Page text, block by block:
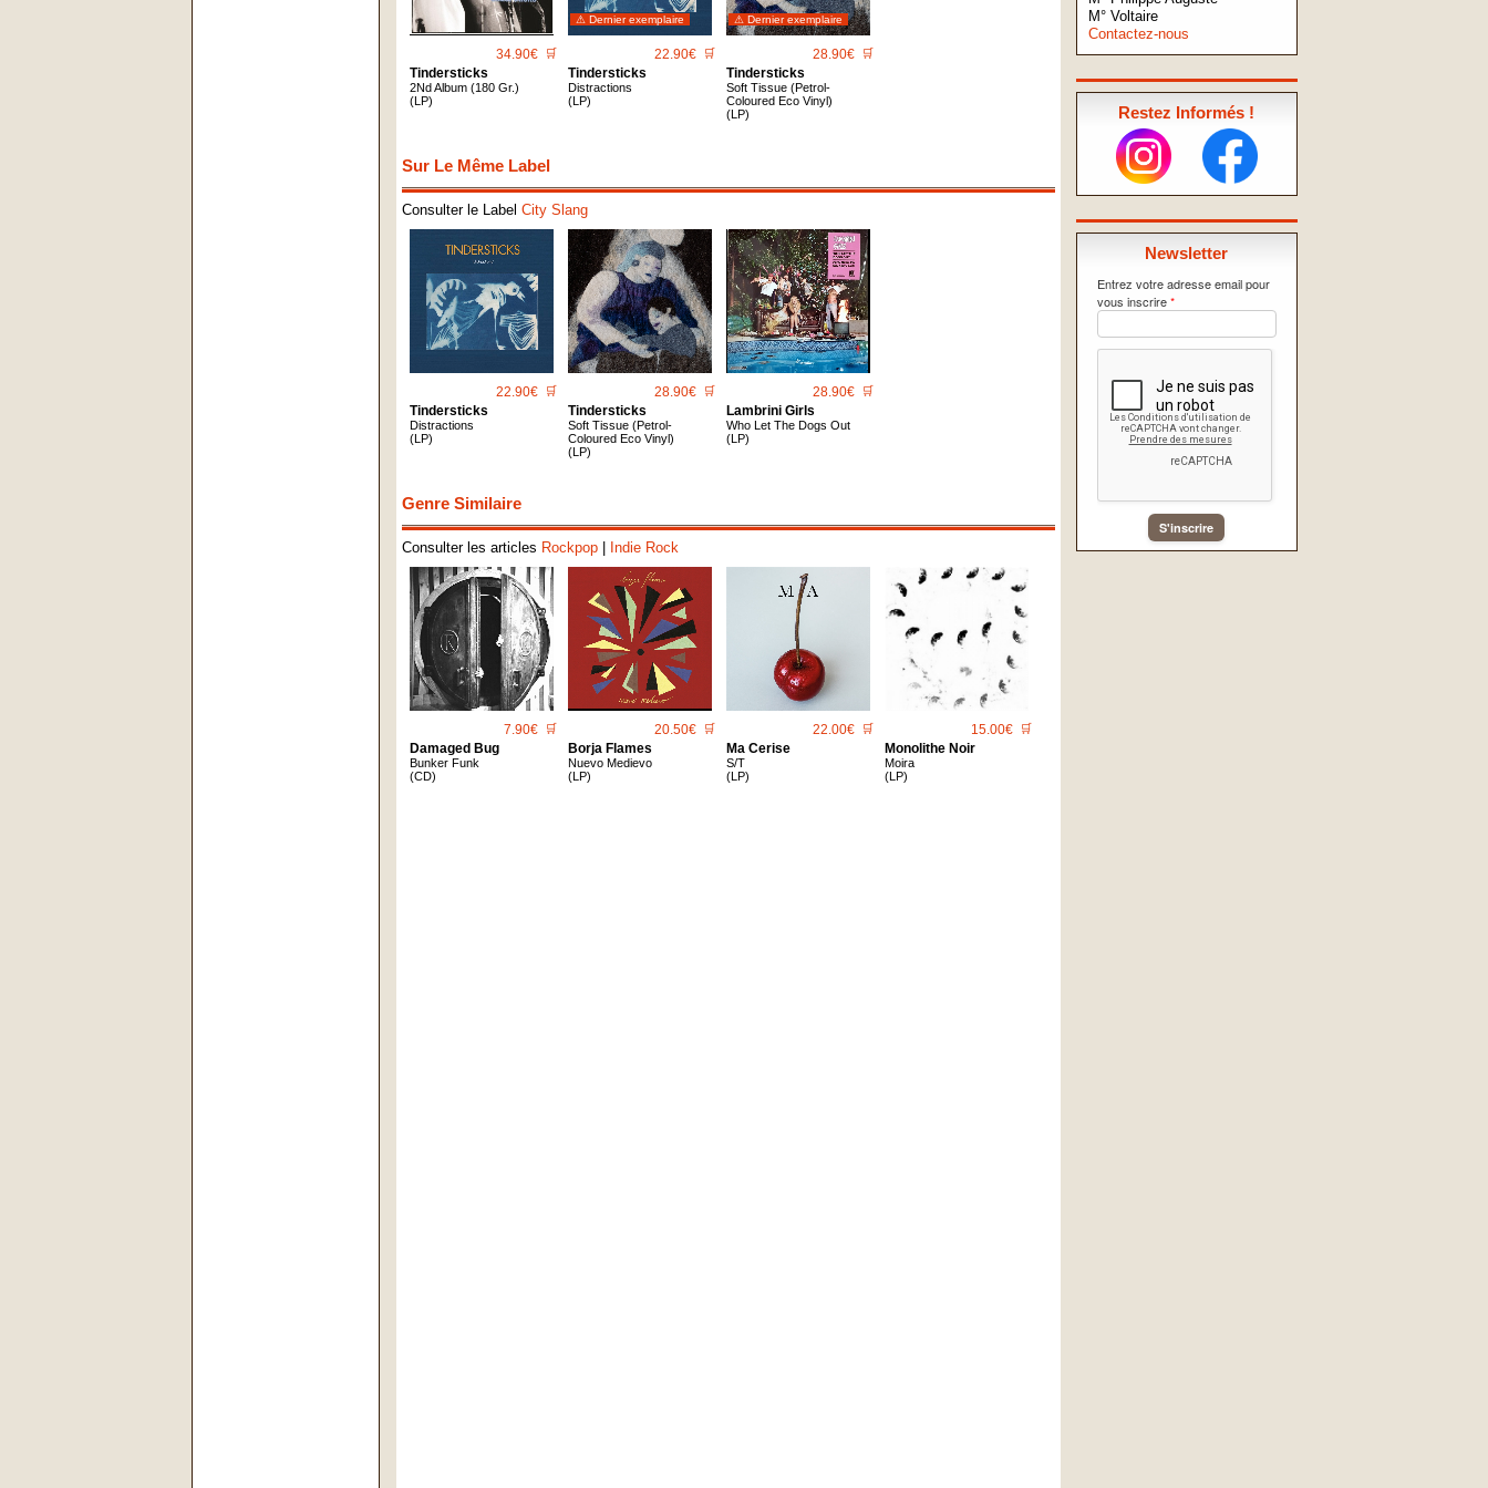
M° Voltaire
Contactez-nous
Restez Informés !
Newsletter
Entrez votre adresse email pour
vous inscrire*
S'inscrire
34.90€ 🛒
Tindersticks
2Nd Album (180 Gr.)
(LP)
⚠ Dernier exemplaire
22.90€ 🛒
Tindersticks
Distractions
(LP)
⚠ Dernier exemplaire
28.90€ 🛒
Tindersticks
Soft Tissue (Petrol-
Coloured Eco Vinyl)
(LP)
Sur Le Même Label
Consulter le Label City Slang
22.90€ 🛒
Tindersticks
Distractions
(LP)
28.90€ 🛒
Tindersticks
Soft Tissue (Petrol-
Coloured Eco Vinyl)
(LP)
28.90€ 🛒
Lambrini Girls
Who Let The Dogs Out
(LP)
Genre Similaire
Consulter les articles Rockpop| Indie Rock
7.90€ 🛒
Damaged Bug
Bunker Funk
(CD)
20.50€ 🛒
Borja Flames
Nuevo Medievo
(LP)
22.00€ 🛒
Ma Cerise
S/T
(LP)
15.00€ 🛒
Monolithe Noir
Moira
(LP)